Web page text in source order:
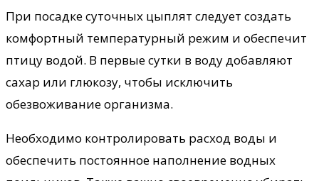
При посадке суточных цыплят следует создать
комфортный температурный режим и обеспечит
птицу водой. В первые сутки в воду добавляют
сахар или глюкозу, чтобы исключить
обезвоживание организма.
Необходимо контролировать расход воды и
обеспечить постоянное наполнение водных